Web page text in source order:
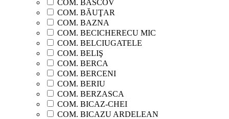
COM. BASCOV
COM. BĂUŢAR
COM. BAZNA
COM. BECICHERECU MIC
COM. BELCIUGATELE
COM. BELIŞ
COM. BERCA
COM. BERCENI
COM. BERIU
COM. BERZASCA
COM. BICAZ-CHEI
COM. BICAZU ARDELEAN